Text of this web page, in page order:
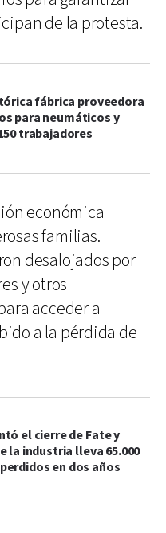
de la protesta.
fábrica proveedora
para neumáticos y
trabajadores
económica
familias.
desalojados por
y otros
acceder a
a la pérdida de
el cierre de Fate y
la industria lleva 65.000
en dos años